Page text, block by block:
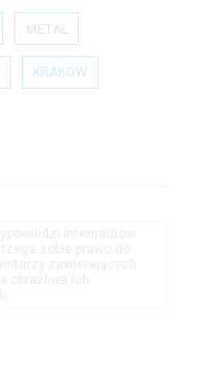
METAL
KRAKOW